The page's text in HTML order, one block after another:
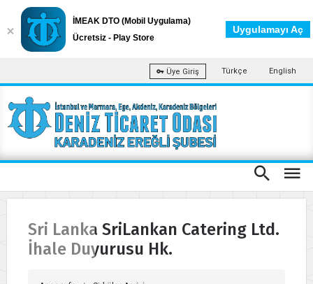
Üye Giriş Türkçe English
Sri Lanka SriLankan Catering Ltd.
İhale Duyurusu Hk.
İMEAK DTO (Mobil Uygulama)
Ücretsiz - Play Store
Uygulamayı Aç